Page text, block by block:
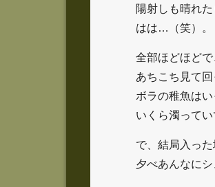
陽射しも晴れ
はは…（笑）。
全部ほどほど
あちこち見て
ボラの稚魚は
いくら濁って
で、結局入っ
夕べあんなに